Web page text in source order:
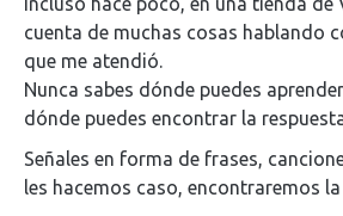
cuenta de muchas cosas hablando
que me atendió.
Nunca sabes dónde puedes
dónde puedes encontrar la
Señales en forma de frases,
les hacemos caso, encontraremos